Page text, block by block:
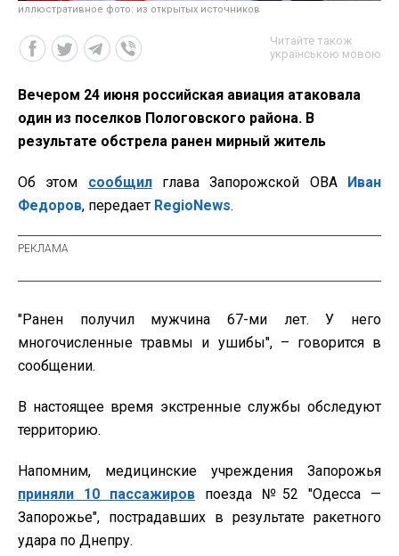
иллюстративное фото: из открытых источников
Читайте також
українською мовою
Вечером 24 июня российская авиация атаковала
один из поселков Пологовского района. В
результате обстрела ранен мирный житель
Об этом сообщилглава Запорожской ОВА Иван
Федоров, передает RegioNews.
"Ранен получил мужчина 67-ми лет. У него
многочисленные травмы и ушибы", – говорится в
сообщении.
В настоящее время экстренные службы обследуют
территорию.
Напомним, медицинские учреждения Запорожья
приняли 10 пассажиров поезда №52 "Одесса —
Запорожье", пострадавших в результате ракетного
удара по Днепру.